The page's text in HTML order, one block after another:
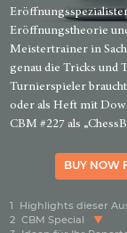
Eröffnungstheorie
Meistertrainer in
genau die Tricks und
Turnierspieler
oder als Heft mit
CBM #227 als
BUY NOW
1
Highlights dieser
2 CBM Special